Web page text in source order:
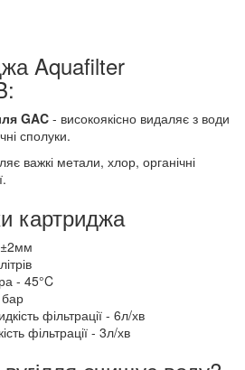
Aquafilter
GAC - високоякісно видаляє з води
сполуки.
важкі метали, хлор, органічні
картриджа
- 45°C
фільтрації - 6л/хв
фільтрації - 3л/хв